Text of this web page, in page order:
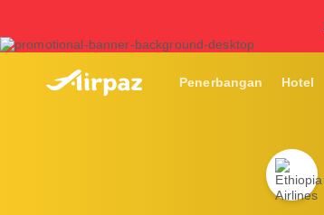
Penerbangan Hotel